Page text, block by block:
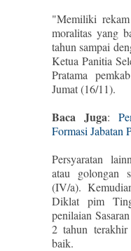
"Memiliki
moralitas yang
tahun sampai
Ketua Panitia
Pratama
Jumat (16/11).
Baca Juga:
Formasi Jabatan
Persyaratan
atau golongan
(IV/a).
Diklat pim
penilaian
2 tahun terakhir
baik.